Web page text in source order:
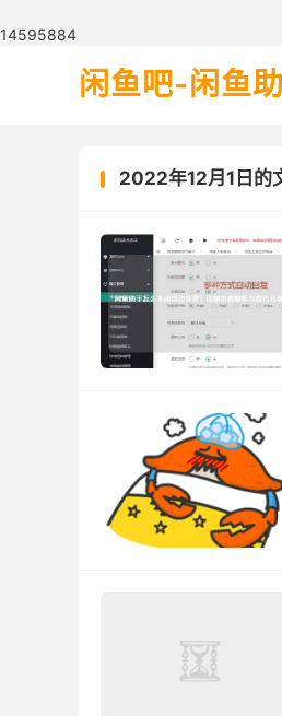
📢: 闲鱼助手是一款闲
14595884
闲鱼吧-闲鱼
2022年12月1日的